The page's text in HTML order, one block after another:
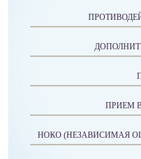
ПРИЕМ
НОКО (НЕЗАВИСИМАЯ